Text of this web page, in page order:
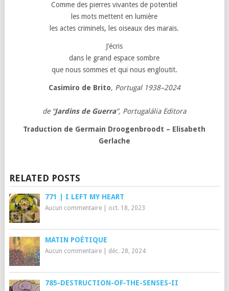
Comme des pierres vivantes de potentiel
les mots mettent en lumière
les actes criminels, les oiseaux des marais.
J’écris
dans le grand espace sombre
que nous sommes et qui nous engloutit.
Casimiro de Brito, Portugal 1938–2024
de “Jardins de Guerra”, Portugalália Editora
Traduction de Germain Droogenbroodt – Elisabeth
Gerlache
RELATED POSTS
771 | I LEFT MY HEART
Aucun commentaire| oct. 18, 2023
MATIN POÉTIQUE
Aucun commentaire| déc. 28, 2024
785-DESTRUCTION-OF-THE-SENSES-II